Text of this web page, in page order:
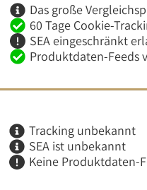
Das große
60 Tage Cookie-
SEA eingeschränkt
Produktdaten-Feeds
Tracking unbekannt
SEA ist unbekannt
Keine Produktdaten-